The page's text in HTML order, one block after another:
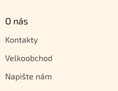
O nás
Kontakty
Velkoobchod
Napište nám